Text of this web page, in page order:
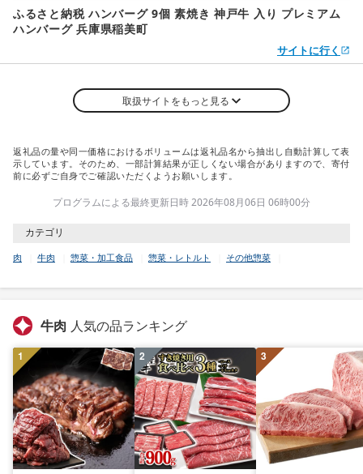
ふるさと納税 ハンバーグ 9個 素焼き 神戸牛 入り プレミアム
ハンバーグ 兵庫県稲美町
サイトに行く
取扱サイトをもっと見る
返礼品の量や同一価格におけるボリュームは返礼品名から抽出し自動計算して表
示しています。そのため、一部計算結果が正しくない場合がありますので、寄付
前に必ずご自身でご確認いただくようお願いします。
プログラムによる最終更新日時 2026年08月06日 06時00分
カテゴリ
肉 牛肉 惣菜・加工食品 惣菜・レトルト その他惣菜
牛肉 人気の品ランキング
1 2 3